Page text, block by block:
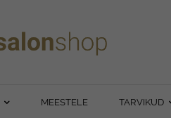
MEESTELE TARVIKUD